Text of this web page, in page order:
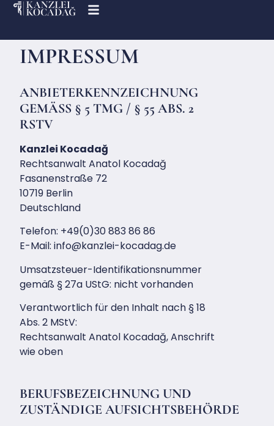
IMPRESSUM
ANBIETERKENNZEICHNUNG
GEMÄSS § 5 TMG / § 55 ABS. 2 R
STV
Kanzlei Kocadağ
Rechtsanwalt Anatol Kocadağ
Fasanenstraße 72
10719 Berlin
Deutschland
Telefon: +49(0)30 883 86 86
E-Mail: info@kanzlei-kocadag.de
Umsatzsteuer-Identifikationsnummer
gemäß § 27a UStG: nicht vorhanden
Verantwortlich für den Inhalt nach § 18
Abs. 2 MStV:
Rechtsanwalt Anatol Kocadağ, Anschrift
wie oben
BERUFSBEZEICHNUNG UND
ZUSTÄNDIGE AUFSICHTSBEHÖRDE